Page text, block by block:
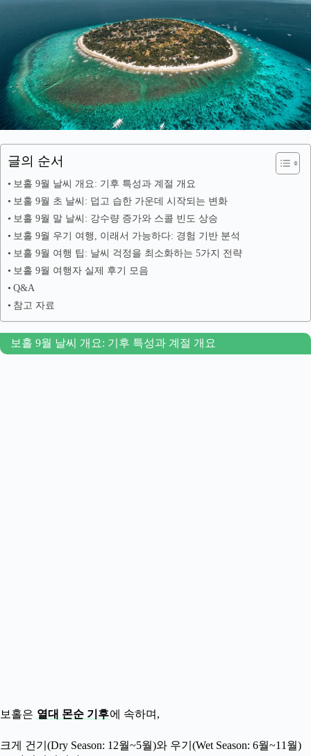
글의 순서
보홀 9월 날씨 개요: 기후 특성과 계절 개요
보홀 9월 초 날씨: 덥고 습한 가운데 시작되는 변화
보홀 9월 말 날씨: 강수량 증가와 스콜 빈도 상승
보홀 9월 우기 여행, 이래서 가능하다: 경험 기반 분석
보홀 9월 여행 팁: 날씨 걱정을 최소화하는 5가지 전략
보홀 9월 여행자 실제 후기 모음
Q&A
참고 자료
보홀 9월 날씨 개요: 기후 특성과 계절 개요
보홀은 열대 몬순 기후에 속하며,
크게 건기(Dry Season: 12월~5월)와 우기(Wet Season: 6월~11월)